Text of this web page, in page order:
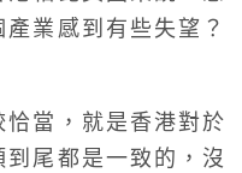
業感到有些失望？
當，就是香港對於
尾都是一致的，沒